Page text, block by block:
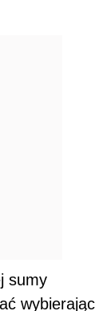
sumy
wybierając